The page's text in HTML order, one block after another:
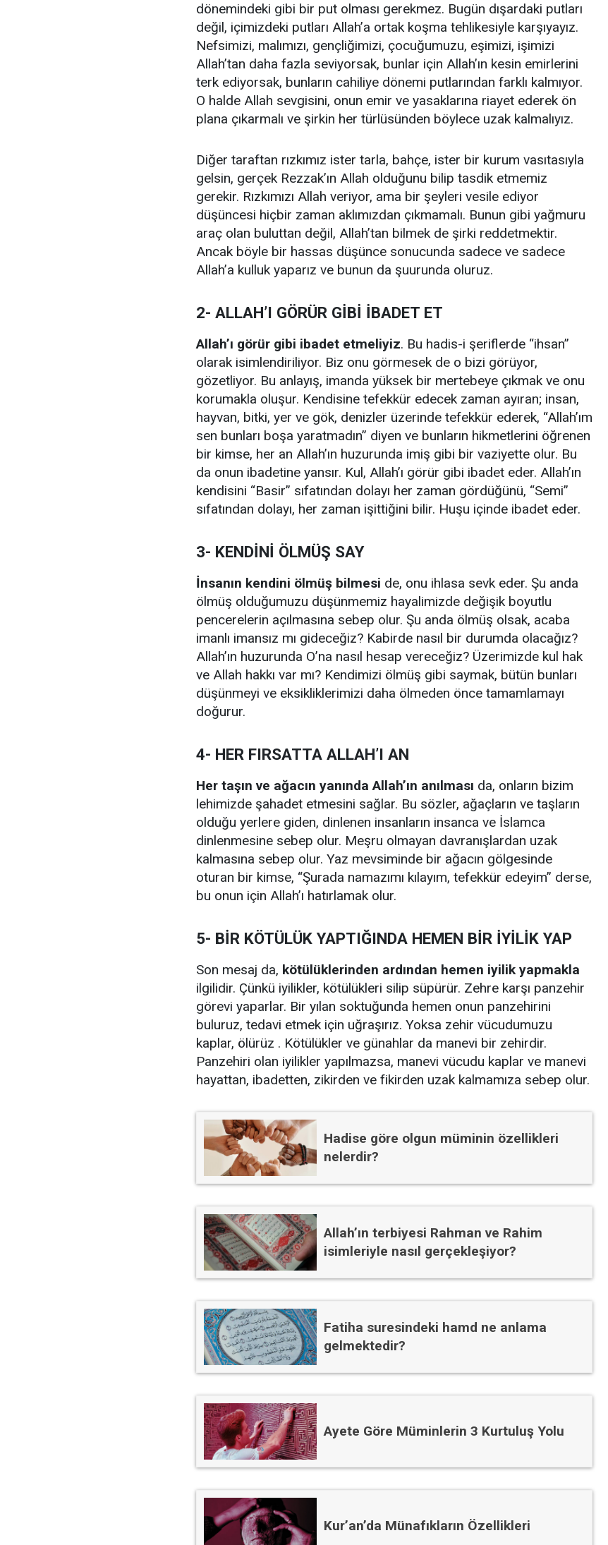
dönemindeki gibi bir put olması gerekmez. Bugün dışardaki putları
değil, içimizdeki putları Allah’a ortak koşma tehlikesiyle karşıyayız.
Nefsimizi, malımızı, gençliğimizi, çocuğumuzu, eşimizi, işimizi
Allah’tan daha fazla seviyorsak, bunlar için Allah’ın kesin emirlerini
terk ediyorsak, bunların cahiliye dönemi putlarından farklı kalmıyor.
O halde Allah sevgisini, onun emir ve yasaklarına riayet ederek ön
plana çıkarmalı ve şirkin her türlüsünden böylece uzak kalmalıyız.
Diğer taraftan rızkımız ister tarla, bahçe, ister bir kurum vasıtasıyla
gelsin, gerçek Rezzak’ın Allah olduğunu bilip tasdik etmemiz
gerekir. Rızkımızı Allah veriyor, ama bir şeyleri vesile ediyor
düşüncesi hiçbir zaman aklımızdan çıkmamalı. Bunun gibi yağmuru
araç olan buluttan değil, Allah’tan bilmek de şirki reddetmektir.
Ancak böyle bir hassas düşünce sonucunda sadece ve sadece
Allah’a kulluk yaparız ve bunun da şuurunda oluruz.
2- ALLAH’I GÖRÜR GİBİ İBADET ET
Allah’ı görür gibi ibadet etmeliyiz. Bu hadis-i şeriflerde “ihsan”
olarak isimlendiriliyor. Biz onu görmesek de o bizi görüyor,
gözetliyor. Bu anlayış, imanda yüksek bir mertebeye çıkmak ve onu
korumakla oluşur. Kendisine tefekkür edecek zaman ayıran; insan,
hayvan, bitki, yer ve gök, denizler üzerinde tefekkür ederek, “Allah’ım
sen bunları boşa yaratmadın” diyen ve bunların hikmetlerini öğrenen
bir kimse, her an Allah’ın huzurunda imiş gibi bir vaziyette olur. Bu
da onun ibadetine yansır. Kul, Allah’ı görür gibi ibadet eder. Allah’ın
kendisini “Basir” sıfatından dolayı her zaman gördüğünü, “Semi”
sıfatından dolayı, her zaman işittiğini bilir. Huşu içinde ibadet eder.
3- KENDİNİ ÖLMÜŞ SAY
İnsanın kendini ölmüş bilmesi de, onu ihlasa sevk eder. Şu anda
ölmüş olduğumuzu düşünmemiz hayalimizde değişik boyutlu
pencerelerin açılmasına sebep olur. Şu anda ölmüş olsak, acaba
imanlı imansız mı gideceğiz? Kabirde nasıl bir durumda olacağız?
Allah’ın huzurunda O’na nasıl hesap vereceğiz? Üzerimizde kul hak
ve Allah hakkı var mı? Kendimizi ölmüş gibi saymak, bütün bunları
düşünmeyi ve eksikliklerimizi daha ölmeden önce tamamlamayı
doğurur.
4- HER FIRSATTA ALLAH’I AN
Her taşın ve ağacın yanında Allah’ın anılması da, onların bizim
lehimizde şahadet etmesini sağlar. Bu sözler, ağaçların ve taşların
olduğu yerlere giden, dinlenen insanların insanca ve İslamca
dinlenmesine sebep olur. Meşru olmayan davranışlardan uzak
kalmasına sebep olur. Yaz mevsiminde bir ağacın gölgesinde
oturan bir kimse, “Şurada namazımı kılayım, tefekkür edeyim” derse,
bu onun için Allah’ı hatırlamak olur.
5- BİR KÖTÜLÜK YAPTIĞINDA HEMEN BİR İYİLİK YAP
Son mesaj da, kötülüklerinden ardından hemen iyilik yapmakla
ilgilidir. Çünkü iyilikler, kötülükleri silip süpürür. Zehre karşı panzehir
görevi yaparlar. Bir yılan soktuğunda hemen onun panzehirini
buluruz, tedavi etmek için uğraşırız. Yoksa zehir vücudumuzu
kaplar, ölürüz . Kötülükler ve günahlar da manevi bir zehirdir.
Panzehiri olan iyilikler yapılmazsa, manevi vücudu kaplar ve manevi
hayattan, ibadetten, zikirden ve fikirden uzak kalmamıza sebep olur.
Hadise göre olgun müminin özellikleri
nelerdir?
Allah’ın terbiyesi Rahman ve Rahim
isimleriyle nasıl gerçekleşiyor?
Fatiha suresindeki hamd ne anlama
gelmektedir?
Ayete Göre Müminlerin 3 Kurtuluş Yolu
Kur’an’da Münafıkların Özellikleri